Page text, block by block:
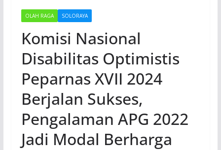
OLAH RAGA SOLORAYA
Komisi Nasional
Disabilitas Optimistis
Peparnas XVII 2024
Berjalan Sukses,
Pengalaman APG 2022
Jadi Modal Berharga